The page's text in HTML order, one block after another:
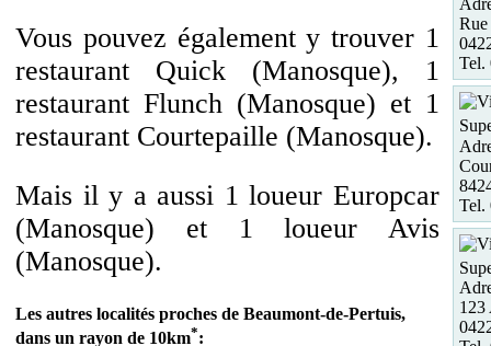
Vous pouvez également y trouver 1
restaurant Quick (Manosque), 1
restaurant Flunch (Manosque) et 1
restaurant Courtepaille (Manosque).
Mais il y a aussi 1 loueur Europcar
(Manosque) et 1 loueur Avis
(Manosque).
Les autres localités proches de Beaumont-de-Pertuis,
dans un rayon de 10km*:
Tel.
Tel.
123